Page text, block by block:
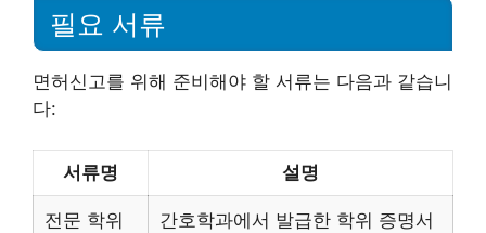
필요 서류
면허신고를 위해 준비해야 할 서류는 다음과 같습니
다:
서류명 설명
전문 학위
간호학과에서 발급한 학위 증명서